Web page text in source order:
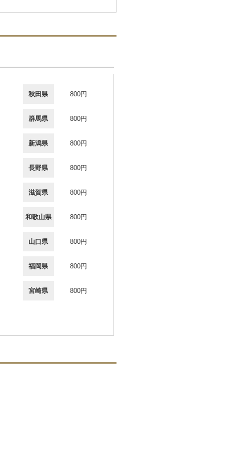
秋田県 800円
群馬県 800円
新潟県 800円
長野県 800円
滋賀県 800円
和歌山県 800円
山口県 800円
福岡県 800円
宮崎県 800円